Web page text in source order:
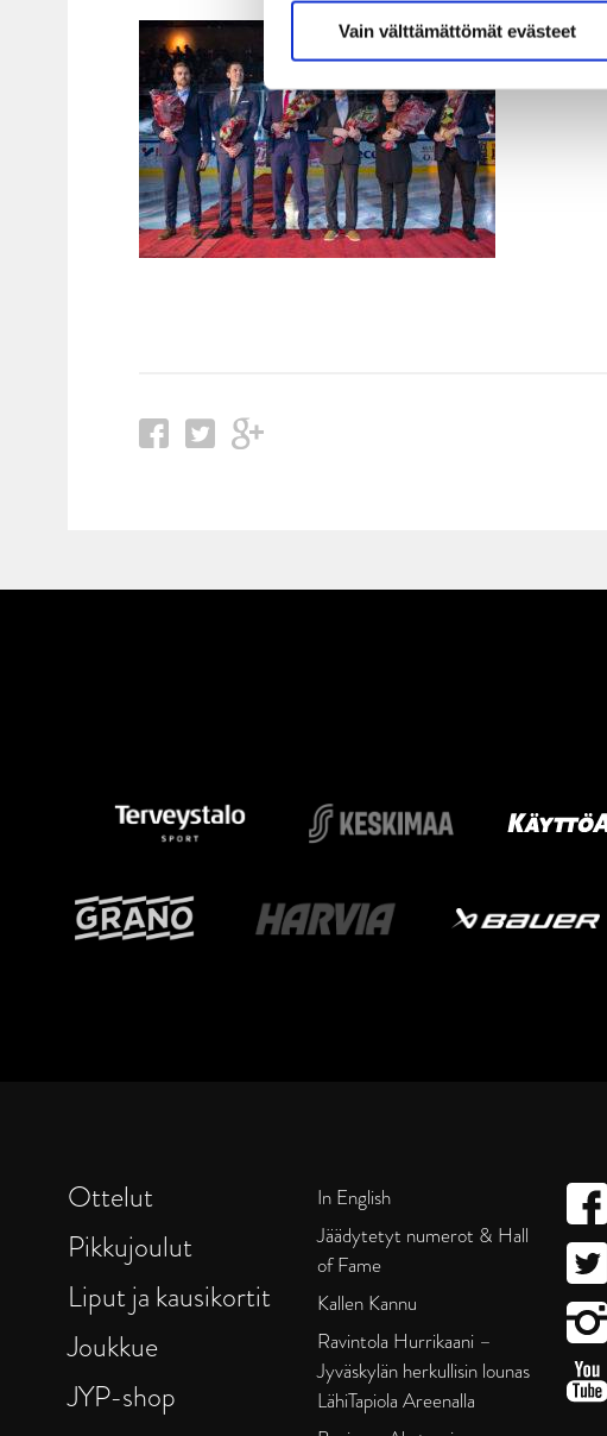
Vain välttämättömät evästeet
Ottelut
Pikkujoulut
Liput ja kausikortit
Joukkue
JYP-shop
In English
Jäädytetyt numerot & Hall
of Fame
Kallen Kannu
Ravintola Hurrikaani –
Jyväskylän herkullisin lounas
LähiTapiola Areenalla